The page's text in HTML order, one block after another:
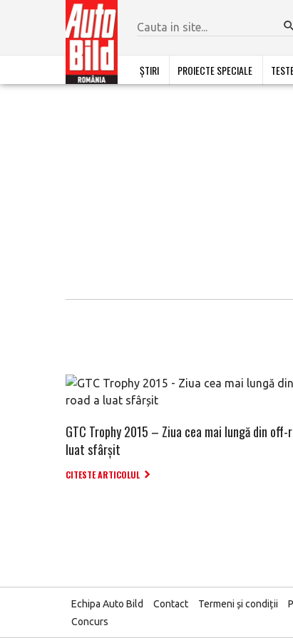
ȘTIRI PROIECTE SPECIALE
GTC Trophy 2015 – Ziua cea mai lungă din off-
luat sfârșit
CITESTE ARTICOLUL
Echipa Auto Bild Contact Termeni și condiții
Concurs